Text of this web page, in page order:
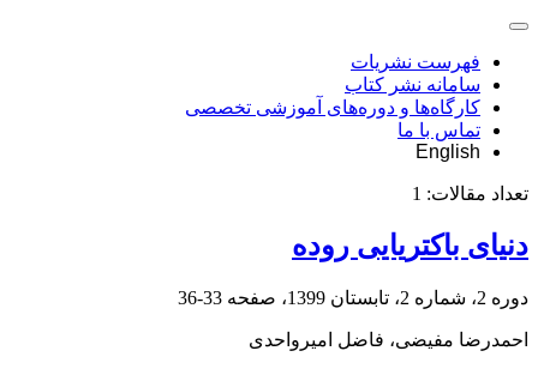
فهرست نشریات
سامانه نشر کتاب
کارگاه‌ها و دوره‌های آموزشی تخصصی
تماس با ما
English
تعداد مقالات: 1
دنیای باکتریایی روده
دوره 2، شماره 2، تابستان 1399، صفحه 33-36
احمدرضا مفیضی، فاضل امیرواحدی